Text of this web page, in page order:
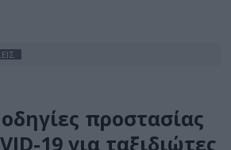
προστασίας
19 για ταξιδιώτες